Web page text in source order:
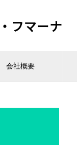
フマーナ
会社概要